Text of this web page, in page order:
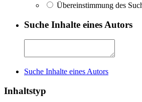
Übereinstimmung des
Suche Inhalte eines Autors
Suche Inhalte eines Autors
Inhaltstyp